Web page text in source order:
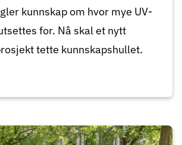
kunnskap om hvor mye UV-
for. Nå skal et nytt
tette kunnskapshullet.